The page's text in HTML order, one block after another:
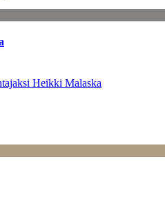
Heikki Malaska